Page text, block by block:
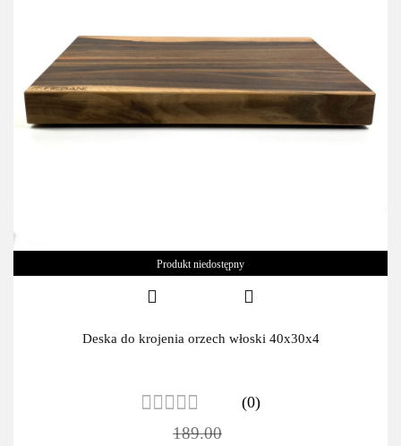
Produkt niedostępny
Deska do krojenia orzech włoski 40x30x4
(0)
189.00